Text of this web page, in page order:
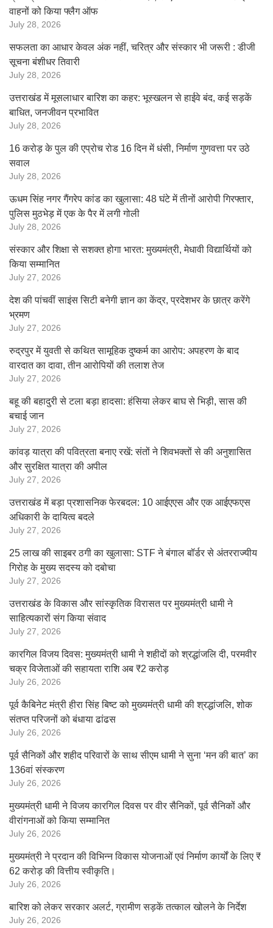
वाहनों को किया फ्लैग ऑफ
July 28, 2026
सफलता का आधार केवल अंक नहीं, चरित्र और संस्कार भी जरूरी : डीजी
सूचना बंशीधर तिवारी
July 28, 2026
उत्तराखंड में मूसलाधार बारिश का कहर: भूस्खलन से हाईवे बंद, कई सड़कें
बाधित, जनजीवन प्रभावित
July 28, 2026
16 करोड़ के पुल की एप्रोच रोड 16 दिन में धंसी, निर्माण गुणवत्ता पर उठे
सवाल
July 28, 2026
ऊधम सिंह नगर गैंगरेप कांड का खुलासा: 48 घंटे में तीनों आरोपी गिरफ्तार,
पुलिस मुठभेड़ में एक के पैर में लगी गोली
July 28, 2026
संस्कार और शिक्षा से सशक्त होगा भारत: मुख्यमंत्री, मेधावी विद्यार्थियों को
किया सम्मानित
July 27, 2026
देश की पांचवीं साइंस सिटी बनेगी ज्ञान का केंद्र, प्रदेशभर के छात्र करेंगे
भ्रमण
July 27, 2026
रुद्रपुर में युवती से कथित सामूहिक दुष्कर्म का आरोप: अपहरण के बाद
वारदात का दावा, तीन आरोपियों की तलाश तेज
July 27, 2026
बहू की बहादुरी से टला बड़ा हादसा: हंसिया लेकर बाघ से भिड़ी, सास की
बचाई जान
July 27, 2026
कांवड़ यात्रा की पवित्रता बनाए रखें: संतों ने शिवभक्तों से की अनुशासित
और सुरक्षित यात्रा की अपील
July 27, 2026
उत्तराखंड में बड़ा प्रशासनिक फेरबदल: 10 आईएएस और एक आईएफएस
अधिकारी के दायित्व बदले
July 27, 2026
25 लाख की साइबर ठगी का खुलासा: STF ने बंगाल बॉर्डर से अंतरराज्यीय
गिरोह के मुख्य सदस्य को दबोचा
July 27, 2026
उत्तराखंड के विकास और सांस्कृतिक विरासत पर मुख्यमंत्री धामी ने
साहित्यकारों संग किया संवाद
July 27, 2026
कारगिल विजय दिवस: मुख्यमंत्री धामी ने शहीदों को श्रद्धांजलि दी, परमवीर
चक्र विजेताओं की सहायता राशि अब ₹2 करोड़
July 26, 2026
पूर्व कैबिनेट मंत्री हीरा सिंह बिष्ट को मुख्यमंत्री धामी की श्रद्धांजलि, शोक
संतप्त परिजनों को बंधाया ढांढस
July 26, 2026
पूर्व सैनिकों और शहीद परिवारों के साथ सीएम धामी ने सुना ‘मन की बात’ का
136वां संस्करण
July 26, 2026
मुख्यमंत्री धामी ने विजय कारगिल दिवस पर वीर सैनिकों, पूर्व सैनिकों और
वीरांगनाओं को किया सम्मानित
July 26, 2026
मुख्यमंत्री ने प्रदान की विभिन्न विकास योजनाओं एवं निर्माण कार्यों के लिए ₹
62 करोड़ की वित्तीय स्वीकृति।
July 26, 2026
बारिश को लेकर सरकार अलर्ट, ग्रामीण सड़कें तत्काल खोलने के निर्देश
July 26, 2026